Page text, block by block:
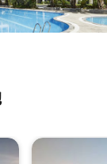
播 使用 15 张卡。